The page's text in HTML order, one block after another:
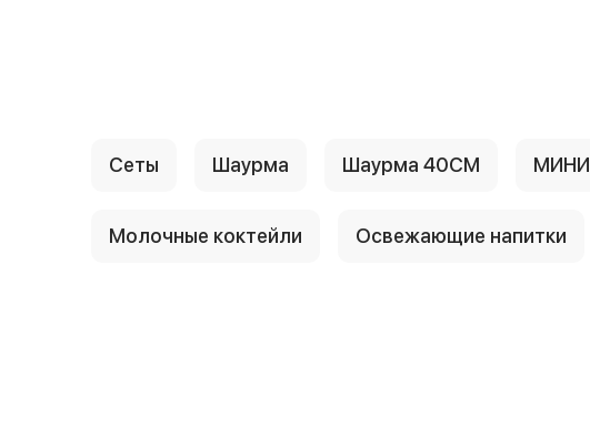
Сеты Шаурма Шаурма 40СМ МИНИ
Молочные коктейли Освежающие напитки